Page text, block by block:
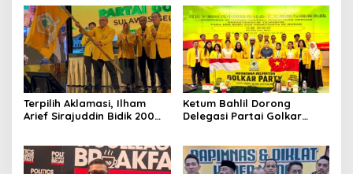
Dipercaya Rakyat
Terpilih Aklamasi, Ilham
Arief Sirajuddin Bidik 200
Ketum Bahlil Dorong
Delegasi Partai Golkar
Hingga Industrialisasi dari
China